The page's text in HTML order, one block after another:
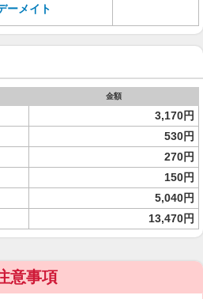
ーメイト
金額
3,170円
530円
270円
150円
5,040円
13,470円
意事項